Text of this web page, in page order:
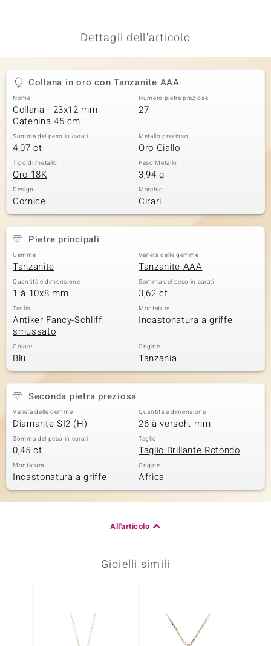
Dettagli dell'articolo
Collana in oro con Tanzanite AAA
Nome
Collana - 23x12 mm
Catenina 45 cm
Numero pietre preziose
27
Somma del peso in carati
4,07 ct
Metallo prezioso
Oro Giallo
Tipo di metallo
Oro 18K
Peso Metallo
3,94 g
Design
Cornice
Marchio
Cirari
Pietre principali
Gemme
Tanzanite
Varietà delle gemme
Tanzanite AAA
Quantità e dimensione
1 à 10x8 mm
Somma del peso in carati
3,62 ct
Taglio
Antiker Fancy-Schliff,
smussato
Montatura
Incastonatura a griffe
Colore
Blu
Origine
Tanzania
Seconda pietra preziosa
Varietà delle gemme
Diamante SI2 (H)
Quantità e dimensione
26 à versch. mm
Somma del peso in carati
0,45 ct
Taglio
Taglio Brillante Rotondo
Montatura
Incastonatura a griffe
Origine
Africa
All'articolo
Gioielli simili